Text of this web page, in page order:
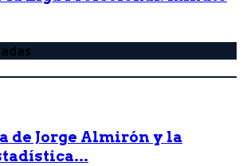
de Jorge Almirón y la